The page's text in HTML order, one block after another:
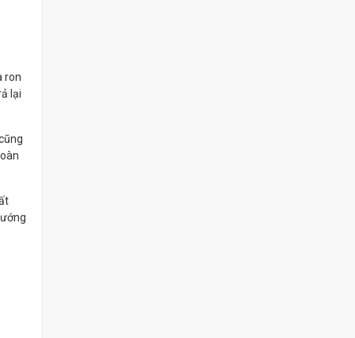
ron
lại